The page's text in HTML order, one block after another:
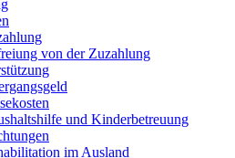
von der Zuzahlung
und Kinderbetreuung
im Ausland